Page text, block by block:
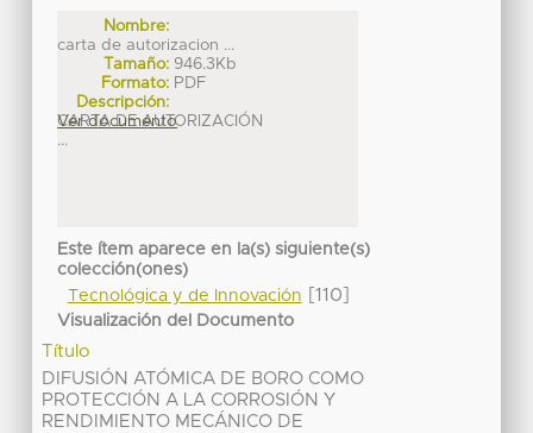
Nombre:
carta de autorizacion ...
Tamaño: 946.3Kb
Formato: PDF
Descripción:
CARTA DE AUTORIZACIÓN
...
Ver documento
Este ítem aparece en la(s) siguiente(s)
colección(ones)
Tecnológica y de Innovación
[110]
Visualización del Documento
Título
DIFUSIÓN ATÓMICA DE BORO COMO
PROTECCIÓN A LA CORROSIÓN Y
RENDIMIENTO MECÁNICO DE